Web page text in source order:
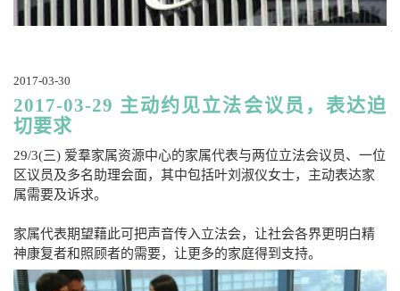
2017-03-30
2017-03-29 主动约见立法会议员，表达迫
切要求
29/3(三) 爱羣家属资源中心的家属代表与两位立法会议员、一位
区议员及多名助理会面，其中包括叶刘淑仪女士，主动表达家
属需要及诉求。
家属代表期望藉此可把声音传入立法会，让社会各界更明白精
神康复者和照顾者的需要，让更多的家庭得到支持。